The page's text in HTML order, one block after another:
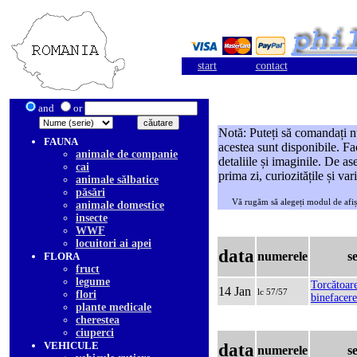
start contact
and or
FAUNA
animale de companie
cai
animale sălbatice
păsări
animale domestice
insecte
WWF
locuitori ai apei
FLORA
fruct
legume
flori
plante medicale
cherestea
ciuperci
VEHICULE
Notă: Puteți să comandați
acestea sunt disponibile.
detaliile și imaginile. De
prima zi, curiozitățile și
Vă rugăm să alegeți modul de
data numerele
14 Jan lc 57/57
binefacere
data numerele